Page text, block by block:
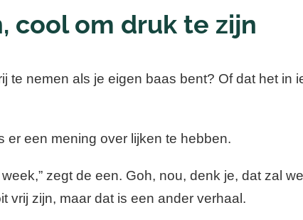
cool om druk te zijn
te nemen als je eigen baas bent? Of dat het in
er een mening over lijken te hebben.
zegt de een. Goh, nou, denk je, dat zal
vrij zijn, maar dat is een ander verhaal.